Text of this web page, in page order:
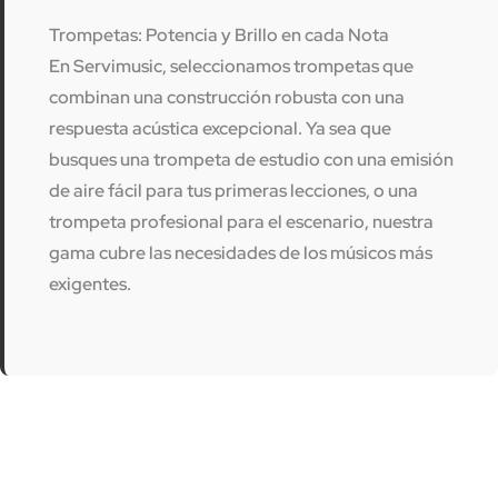
Trompetas: Potencia y Brillo en cada Nota
EnServimusic, seleccionamos trompetas que
combinan una construcción robusta con una
respuesta acústica excepcional. Ya sea que
busques unatrompeta de estudiocon una emisión
de aire fácil para tus primeras lecciones, o una
trompeta profesional para el escenario, nuestra
gama cubre las necesidades de los músicos más
exigentes.